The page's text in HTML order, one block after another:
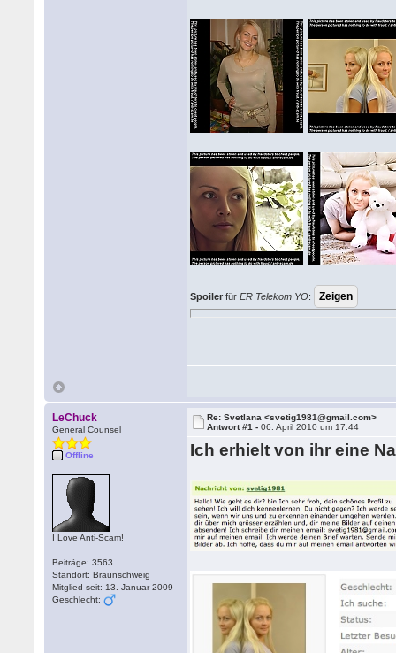
Spoiler fürER Telekom YO:
LeChuck
General Counsel
Offline
I Love Anti-Scam!
Beiträge: 3563
Standort: Braunschweig
Mitglied seit: 13. Januar 2009
Geschlecht:
Re: Svetlana <svetig1981@gmail.com>
Antwort #1 -06. April 2010 um 17:44
Ich erhielt von ihr eine